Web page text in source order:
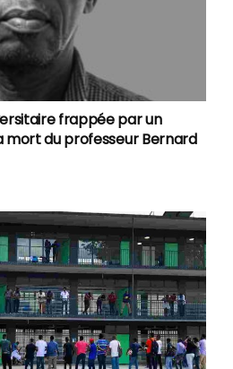
frappée par un
mort du professeur Bernard